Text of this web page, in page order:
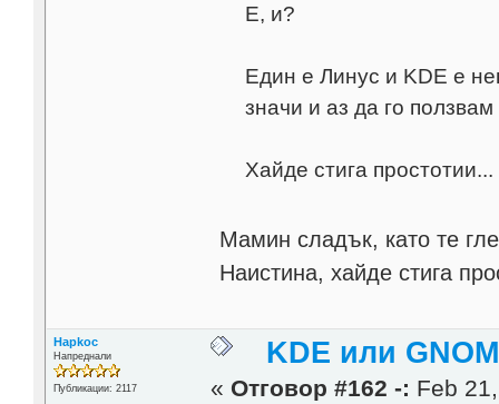
Е, и?
Един е Линус и KDE е
значи и аз да го
Хайде стига простотии...
Мамин сладък, като те
Наистина, хайде стига
Hapkoc
Напреднали
Публикации: 2117
KDE или
« Отговор #162 -: Feb